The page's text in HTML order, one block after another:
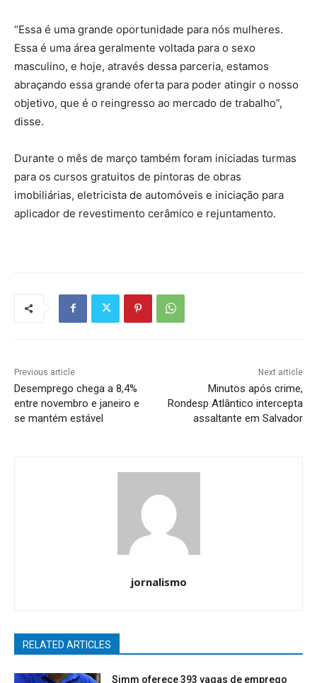
“Essa é uma grande oportunidade para nós mulheres.
Essa é uma área geralmente voltada para o sexo
masculino, e hoje, através dessa parceria, estamos
abraçando essa grande oferta para poder atingir o nosso
objetivo, que é o reingresso ao mercado de trabalho”,
disse.
Durante o mês de março também foram iniciadas turmas
para os cursos gratuitos de pintoras de obras
imobiliárias, eletricista de automóveis e iniciação para
aplicador de revestimento cerâmico e rejuntamento.
Previous article
Desemprego chega a 8,4%
entre novembro e janeiro e
se mantém estável
Next article
Minutos após crime,
Rondesp Atlântico intercepta
assaltante em Salvador
jornalismo
RELATED ARTICLES
Simm oferece 393 vagas de emprego